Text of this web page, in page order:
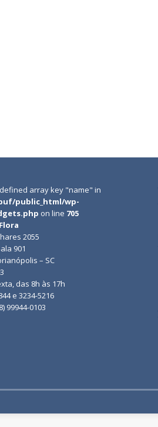
array key "name" in
public_html/wp-
on line 705
2055
901
– SC
das 8h às 17h
e 3234-5216
99944-0103